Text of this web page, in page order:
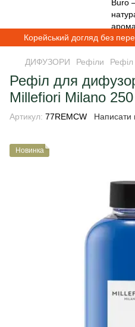
Корейський догляд без
ДИФУЗОРИ Рефіли
Рефіл для
Millefiori Milano
Артикул: 77REMCW Написати
Новинка